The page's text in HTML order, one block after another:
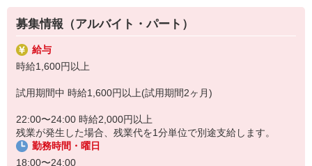
【会社について】
給食受託の外資系大手企業、コンパスグループ・ジャパン。
全国約1,500ヵ所で「コントラクトフードサービス」を展開して
います
器具のスイッチやガスを点けます
2.食材の確認と下ごしらえ
3.調理スタート
4.自分の持ち場が終了したら他の人のお手伝い
担当を分けて調理を進めますので、ブランクがある方もご安心下さ
募集情報（アルバイト・パート）
給与
時給1,600円以上
試用期間中 時給1,600円以上(試用期間2ヶ月)
22:00〜24:00 時給2,000円以上
残業が発生した場合、残業代を1分単位で別途支給します。
勤務時間・曜日
18:00〜24:00